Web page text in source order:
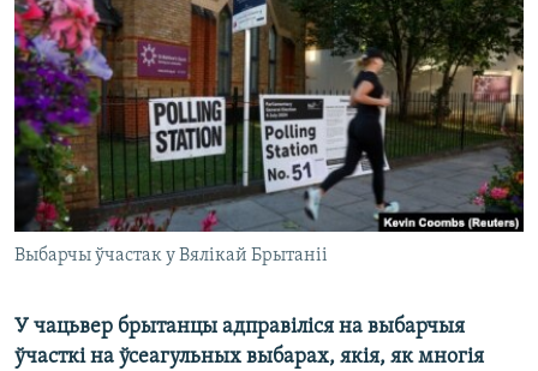
КУЛЬТУРА
КАЛЯНДАР
МОВА
НА ХВАЛЯХ СВАБОДЫ
Выбарчы ўчастак у Вялікай Брытаніі
У чацьвер брытанцы адправіліся на выбарчыя
ўчасткі на ўсеагульных выбарах, якія, як многія